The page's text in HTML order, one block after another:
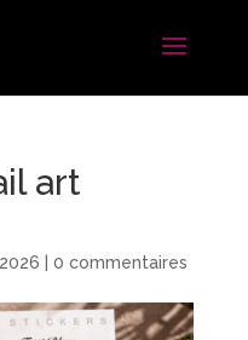
art
0 commentaires